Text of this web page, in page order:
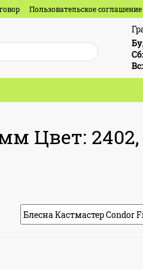
Пользовательское соглашение
Сб:
Вс:
Цвет: 2402,